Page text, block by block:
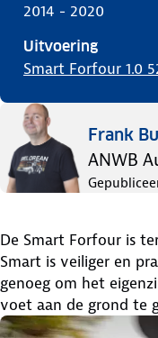
2014 - 2020
Uitvoering
Smart Forfour 1.0
Frank
ANWB
De Smart Forfour is
Smart is veiliger en
genoeg om het
voet aan de grond te